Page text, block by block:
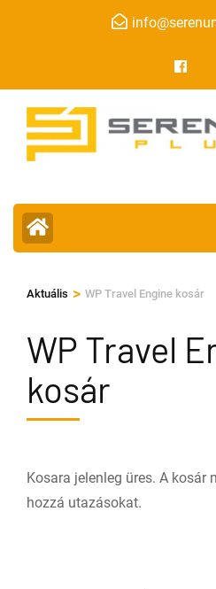
Aktuális > WP Travel Engine kosár
WP Travel
kosár
Kosara jelenleg üres. A kosár
hozzá utazásokat.